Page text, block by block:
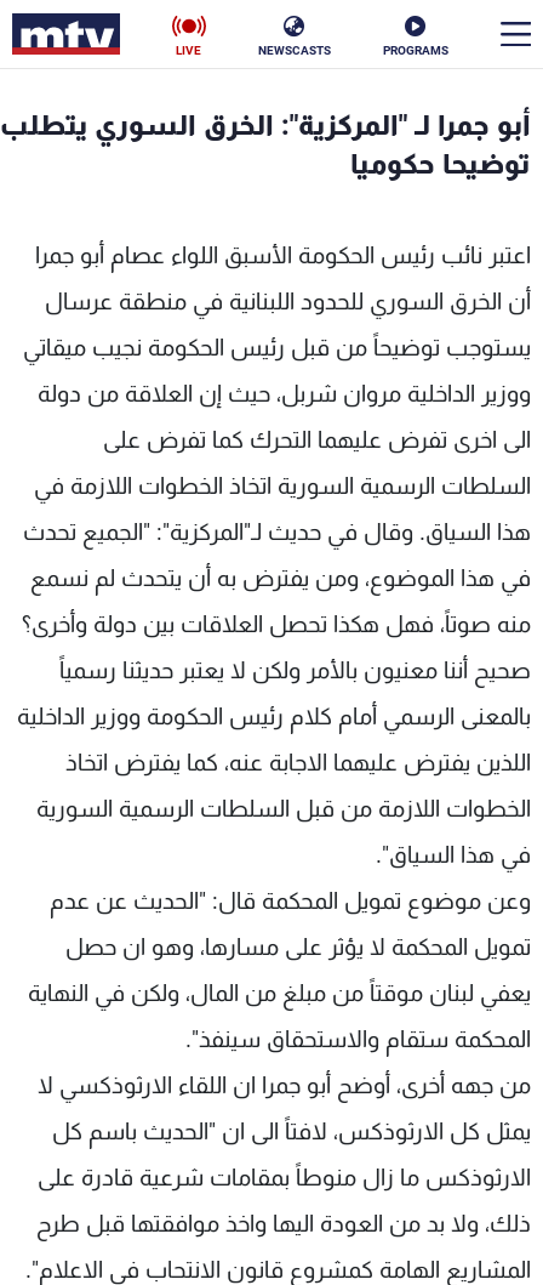
PROGRAMS
NEWSCASTS
LIVE
أبو جمرا لـ "المركزية": الخرق السوري يتطلب
توضيحا حكوميا
اعتبر نائب رئيس الحكومة الأسبق اللواء عصام أبو جمرا
أن الخرق السوري للحدود اللبنانية في منطقة عرسال
يستوجب توضيحاً من قبل رئيس الحكومة نجيب ميقاتي
ووزير الداخلية مروان شربل، حيث إن العلاقة من دولة
الى اخرى تفرض عليهما التحرك كما تفرض على
السلطات الرسمية السورية اتخاذ الخطوات اللازمة في
هذا السياق. وقال في حديث لـ"المركزية": "الجميع تحدث
في هذا الموضوع، ومن يفترض به أن يتحدث لم نسمع
منه صوتاً، فهل هكذا تحصل العلاقات بين دولة وأخرى؟
صحيح أننا معنيون بالأمر ولكن لا يعتبر حديثنا رسمياً
بالمعنى الرسمي أمام كلام رئيس الحكومة ووزير الداخلية
اللذين يفترض عليهما الاجابة عنه، كما يفترض اتخاذ
الخطوات اللازمة من قبل السلطات الرسمية السورية
في هذا السياق".
وعن موضوع تمويل المحكمة قال: "الحديث عن عدم
تمويل المحكمة لا يؤثر على مسارها، وهو ان حصل
يعفي لبنان موقتاً من مبلغ من المال، ولكن في النهاية
المحكمة ستقام والاستحقاق سينفذ".
من جهه أخرى، أوضح أبو جمرا ان اللقاء الارثوذكسي لا
يمثل كل الارثوذكس، لافتاً الى ان "الحديث باسم كل
الارثوذكس ما زال منوطاً بمقامات شرعية قادرة على
ذلك، ولا بد من العودة اليها واخذ موافقتها قبل طرح
المشاريع الهامة كمشروع قانون الانتحاب في الاعلام".
en
الأخبار
منوعات رياضة
كأس العالم
جدول البرامج
شاهد البرامج
الترددات
عن MTV
الإنـتـاج
لاعلاناتكم
وظائف
تواصل معنا
شروط الإسـتخدام
سياسة الخصوصية